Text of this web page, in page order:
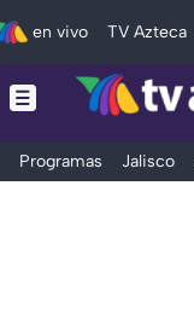
en vivo TV Azteca
Programas Jalisco